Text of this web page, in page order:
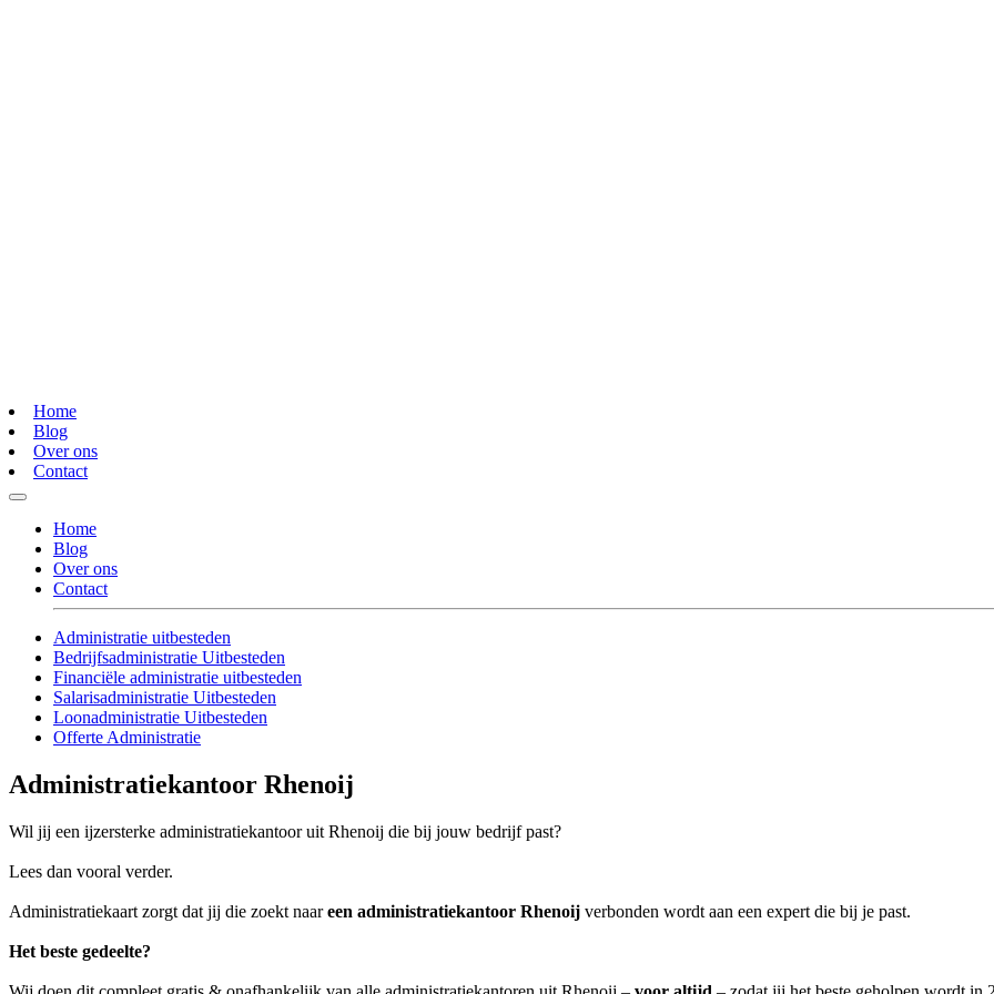
Home
Blog
Over ons
Contact
Home
Blog
Over ons
Contact
Administratie uitbesteden
Bedrijfsadministratie Uitbesteden
Financiële administratie uitbesteden
Salarisadministratie Uitbesteden
Loonadministratie Uitbesteden
Offerte Administratie
Administratiekantoor Rhenoij
Wil jij een ijzersterke administratiekantoor uit Rhenoij die bij jouw bedrijf past?
Lees dan vooral verder.
Administratiekaart zorgt dat jij die zoekt naareen administratiekantoor Rhenoij verbonden wordt aan een expert die bij je past.
Het beste gedeelte?